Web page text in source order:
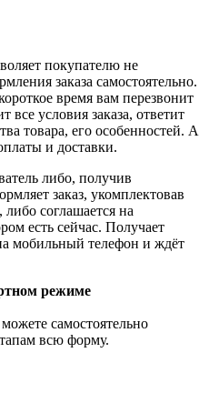
покупателю не
заказа самостоятельно.
время вам перезвонит
условия заказа, ответит
товара, его особенностей. А
и доставки.
либо, получив
заказ, укомплектовав
соглашается на
есть сейчас. Получает
мобильный телефон и ждёт
режиме
самостоятельно
всю форму.